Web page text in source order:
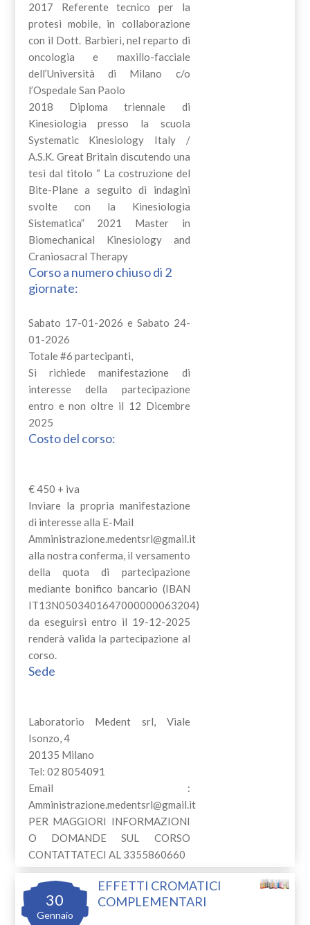
2017 Referente tecnico per la
protesi mobile, in collaborazione
con il Dott. Barbieri, nel reparto di
oncologia e maxillo-facciale
dell’Università di Milano c/o
l’Ospedale San Paolo
2018 Diploma triennale di
Kinesiologia presso la scuola
Systematic Kinesiology Italy /
A.S.K. Great Britain discutendo una
tesi dal titolo “ La costruzione del
Bite-Plane a seguito di indagini
svolte con la Kinesiologia
Sistematica” 2021 Master in
Biomechanical Kinesiology and
Craniosacral Therapy
Corso a numero chiuso di 2
giornate:
Sabato 17-01-2026 e Sabato 24-
01-2026
Totale #6 partecipanti,
Si richiede manifestazione di
interesse della partecipazione
entro e non oltre il 12 Dicembre
2025
Costo del corso:
€ 450 + iva
Inviare la propria manifestazione
di interesse alla E-Mail
Amministrazione.medentsrl@gmail.it
alla nostra conferma, il versamento
della quota di partecipazione
mediante bonifico bancario (IBAN
IT13N0503401647000000063204)
da eseguirsi entro il 19-12-2025
renderà valida la partecipazione al
corso.
Sede
Laboratorio Medent srl, Viale
Isonzo, 4
20135 Milano
Tel: 02 8054091
Email :
Amministrazione.medentsrl@gmail.it
PER MAGGIORI INFORMAZIONI
O DOMANDE SUL CORSO
CONTATTATECI AL 3355860660
30
Gennaio
EFFETTI CROMATICI
COMPLEMENTARI